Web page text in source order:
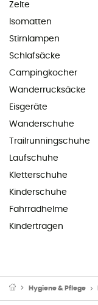
Zelte
Isomatten
Stirnlampen
Schlafsäcke
Campingkocher
Wanderrucksäcke
Eisgeräte
Wanderschuhe
Trailrunningschuhe
Laufschuhe
Kletterschuhe
Kinderschuhe
Fahrradhelme
Kindertragen
Hygiene & Pflege